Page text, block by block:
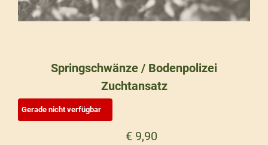
Springschwänze / Bodenpolizei
Zuchtansatz
€ 9,90